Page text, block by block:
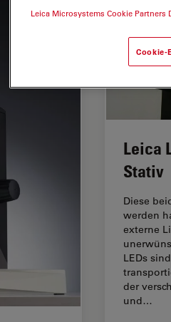
Leica
Stativ
Diese
werden
externe
LEDs
der
und…
Leica Microsystems Cookie Partners
Cookie-